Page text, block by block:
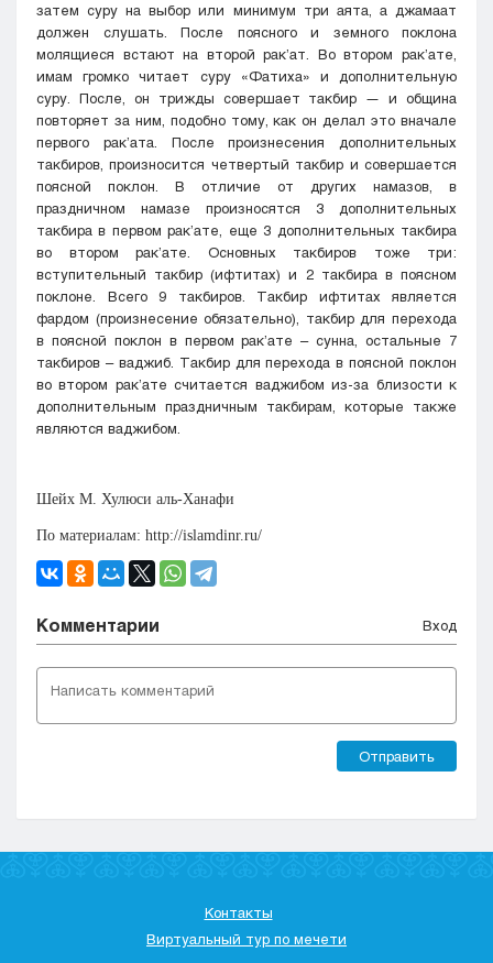
затем суру на выбор или минимум три аята, а джамаат
должен слушать. После поясного и земного поклона
молящиеся встают на второй рак’ат. Во втором рак’ате,
имам громко читает суру «Фатиха» и дополнительную
суру. После, он трижды совершает такбир — и община
повторяет за ним, подобно тому, как он делал это вначале
первого рак’ата. После произнесения дополнительных
такбиров, произносится четвертый такбир и совершается
поясной поклон. В отличие от других намазов, в
праздничном намазе произносятся 3 дополнительных
такбира в первом рак’ате, еще 3 дополнительных такбира
во втором рак’ате. Основных такбиров тоже три:
вступительный такбир (ифтитах) и 2 такбира в поясном
поклоне. Всего 9 такбиров. Такбир ифтитах является
фардом (произнесение обязательно), такбир для перехода
в поясной поклон в первом рак’ате – сунна, остальные 7
такбиров – ваджиб. Такбир для перехода в поясной поклон
во втором рак’ате считается ваджибом из-за близости к
дополнительным праздничным такбирам, которые также
являются ваджибом.
Шейх М. Хулюси аль-Ханафи
По материалам: http://islamdinr.ru/
Комментарии Вход
Отправить
Контакты
Виртуальный тур по мечети